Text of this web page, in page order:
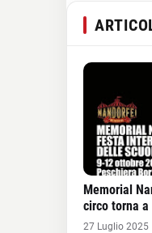
Memorial
circo torna a
27 Luglio 2025